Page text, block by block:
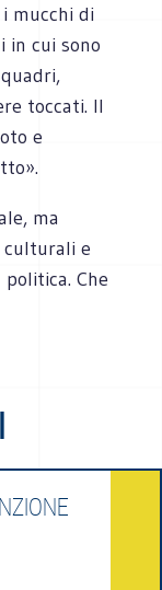
mucchi di
in cui sono
toccati. Il
e
ma
culturali e
Che